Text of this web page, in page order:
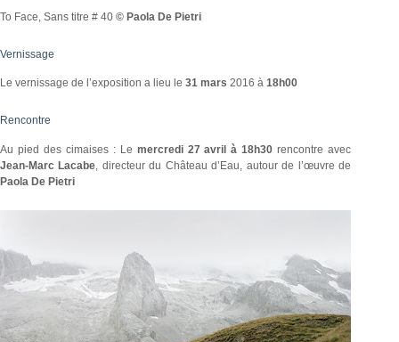
To Face, Sans titre # 40 © Paola De Pietri
Vernissage
Le vernissage de l’exposition a lieu le 31 mars 2016 à 18h00
Rencontre
Au pied des cimaises : Le mercredi 27 avril à 18h30rencontre avec
Jean-Marc Lacabe, directeur du Château d’Eau, autour de l’œuvre de
Paola De Pietri